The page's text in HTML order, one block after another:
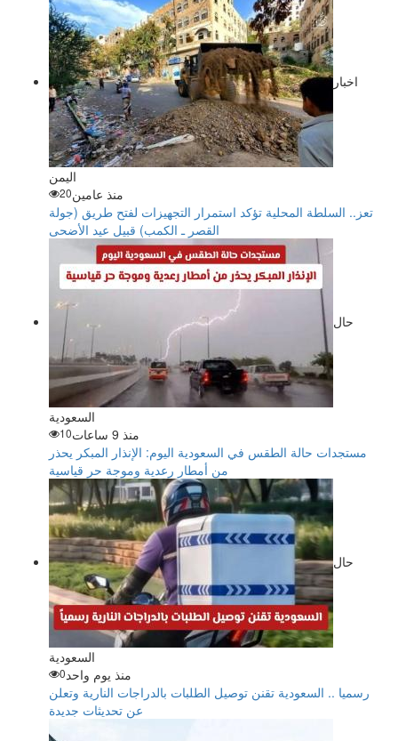
اخبار
اليمن
منذ عامين20
تعز.. السلطة المحلية تؤكد استمرار التجهيزات لفتح طريق (جولة
القصر ـ الكمب) قبيل عيد الأضحى
حال
السعودية
منذ 9 ساعات
10
مستجدات حالة الطقس في السعودية اليوم: الإنذار المبكر يحذر
من أمطار رعدية وموجة حر قياسية
حال
السعودية
منذ يوم واحد0
رسميا .. السعودية تقنن توصيل الطلبات بالدراجات النارية وتعلن
عن تحديثات جديدة